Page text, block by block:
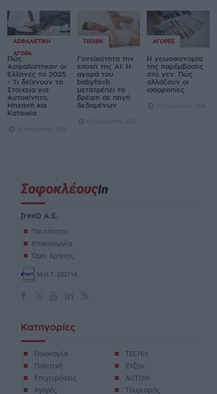
ΑΣΦΑΛΙΣΤΙΚΉ
ΑΓΟΡΆ
Πώς
Ασφαλίστηκαν οι
Έλληνες το 2025
- Τι δείχνουν τα
Στοιχεία για
Αυτοκίνητο,
Μηχανή και
Κατοικία
08 Αυγούστου 2026
TECHIN
Γονεϊκότητα την
εποχή της AI: Η
αγορά του
babytech
μετατρέπει τα
βρέφη σε πηγή
δεδομένων
07 Αυγούστου 2026
ΑΓΟΡΈΣ
Η γεωοικονομία
της παρέμβασης
στο γεν: Πώς
αλλάζουν οι
ισορροπίες
07 Αυγούστου 2026
freeD Α.Ε.
Ταυτότητα
Επικοινωνία
Όροι Χρήσης
Μ.Η.Τ. 232114
Κατηγορίες
Οικονομία
Πολιτική
Επιχειρήσεις
Αγορές
TECHin
ΕΥζην
AUTOin
Τουρισμός